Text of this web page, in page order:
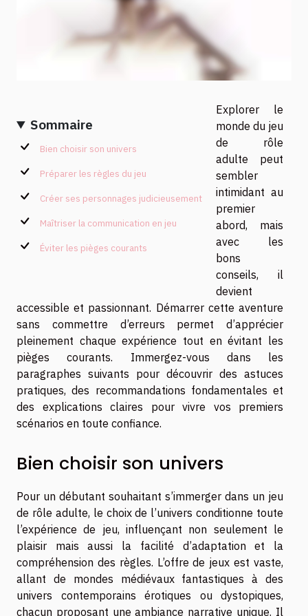
Sommaire
Bien choisir son univers
Préparer les règles du jeu
Créer ses personnages judicieusement
Maîtriser la communication en jeu
Éviter les pièges courants
Explorer le
monde du jeu
de rôle
adulte peut
sembler
intimidant au
premier
abord, mais
avec les
bons
conseils, il
devient
accessible et passionnant. Démarrer cette aventure
sans commettre d’erreurs permet d’apprécier
pleinement chaque expérience tout en évitant les
pièges courants. Immergez-vous dans les
paragraphes suivants pour découvrir des astuces
pratiques, des recommandations fondamentales et
des explications claires pour vivre vos premiers
scénarios en toute confiance.
Bien choisir son univers
Pour un débutant souhaitant s’immerger dans un jeu
de rôle adulte, le choix de l’univers conditionne toute
l’expérience de jeu, influençant non seulement le
plaisir mais aussi la facilité d’adaptation et la
compréhension des règles. L’offre de jeux est vaste,
allant de mondes médiévaux fantastiques à des
univers contemporains érotiques ou dystopiques,
chacun proposant une ambiance narrative unique. Il